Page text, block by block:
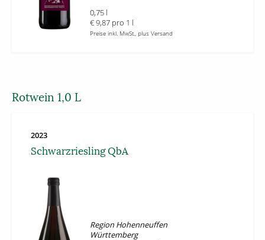
0,75 l
€ 9,87 pro 1 l
Preise inkl. MwSt., plus Versand
Rotwein 1,0 L
2023
Schwarzriesling QbA
Region Hohenneuffen
Württemberg